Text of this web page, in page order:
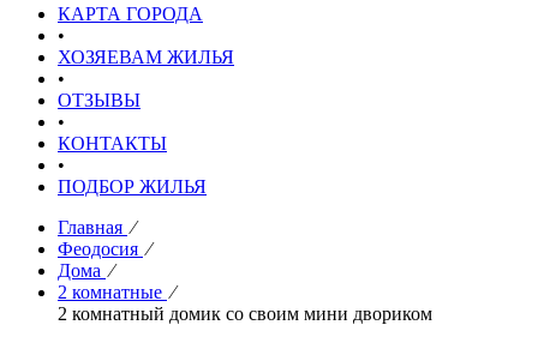
КАРТА ГОРОДА
•
ХОЗЯЕВАМ ЖИЛЬЯ
•
ОТЗЫВЫ
•
КОНТАКТЫ
•
ПОДБОР ЖИЛЬЯ
Главная ⁄
Феодосия ⁄
Дома ⁄
2 комнатные ⁄
2 комнатный домик со своим мини двориком